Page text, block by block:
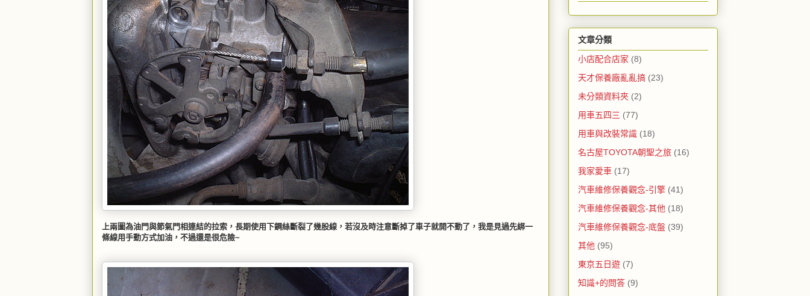
上兩圖為油門與節氣門相連結的拉索，長期使用下鋼絲斷裂了幾股線，若沒及時注意斷掉了車子就開不動了，我是見過先綁一
條線用手動方式加油，不過還是很危險~
文章分類
小店配合店家 (8)
天才保養廠亂亂搞 (23)
未分類資料夾 (2)
用車五四三 (77)
用車與改裝常識 (18)
名古屋TOYOTA朝聖之旅 (16)
我家愛車 (17)
汽車維修保養觀念-引擎 (41)
汽車維修保養觀念-其他 (18)
汽車維修保養觀念-底盤 (39)
其他 (95)
東京五日遊 (7)
知識+的問答 (9)